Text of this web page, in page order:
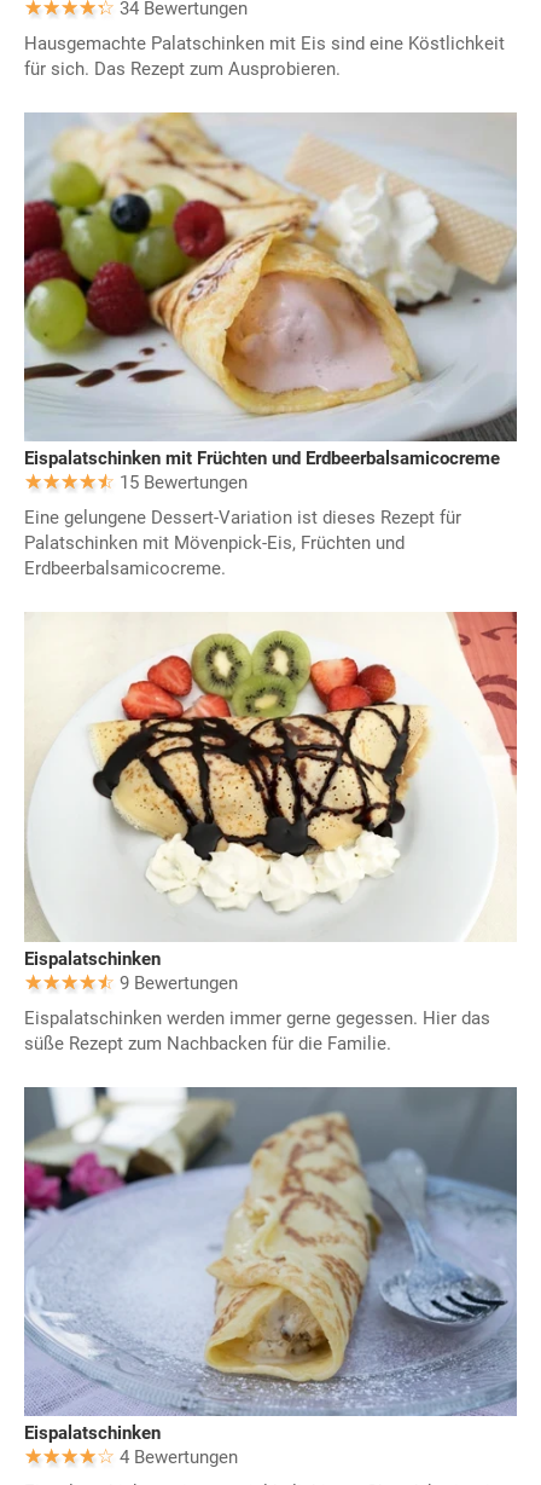
34 Bewertungen
Hausgemachte Palatschinken mit Eis sind eine Köstlichkeit
für sich. Das Rezept zum Ausprobieren.
Eispalatschinken mit Früchten und Erdbeerbalsamicocreme
15 Bewertungen
Eine gelungene Dessert-Variation ist dieses Rezept für
Palatschinken mit Mövenpick-Eis, Früchten und
Erdbeerbalsamicocreme.
Eispalatschinken
9 Bewertungen
Eispalatschinken werden immer gerne gegessen. Hier das
süße Rezept zum Nachbacken für die Familie.
Eispalatschinken
4 Bewertungen